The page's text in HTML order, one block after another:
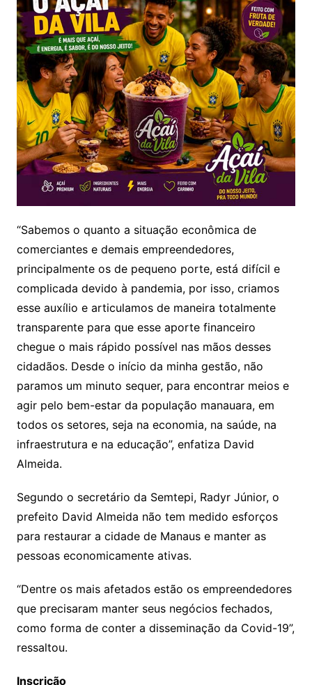
“Sabemos o quanto a situação econômica de
comerciantes e demais empreendedores,
principalmente os de pequeno porte, está difícil e
complicada devido à pandemia, por isso, criamos
esse auxílio e articulamos de maneira totalmente
transparente para que esse aporte financeiro
chegue o mais rápido possível nas mãos desses
cidadãos. Desde o início da minha gestão, não
paramos um minuto sequer, para encontrar meios e
agir pelo bem-estar da população manauara, em
todos os setores, seja na economia, na saúde, na
infraestrutura e na educação”, enfatiza David
Almeida.
Segundo o secretário da Semtepi, Radyr Júnior, o
prefeito David Almeida não tem medido esforços
para restaurar a cidade de Manaus e manter as
pessoas economicamente ativas.
“Dentre os mais afetados estão os empreendedores
que precisaram manter seus negócios fechados,
como forma de conter a disseminação da Covid-19”,
ressaltou.
Inscrição